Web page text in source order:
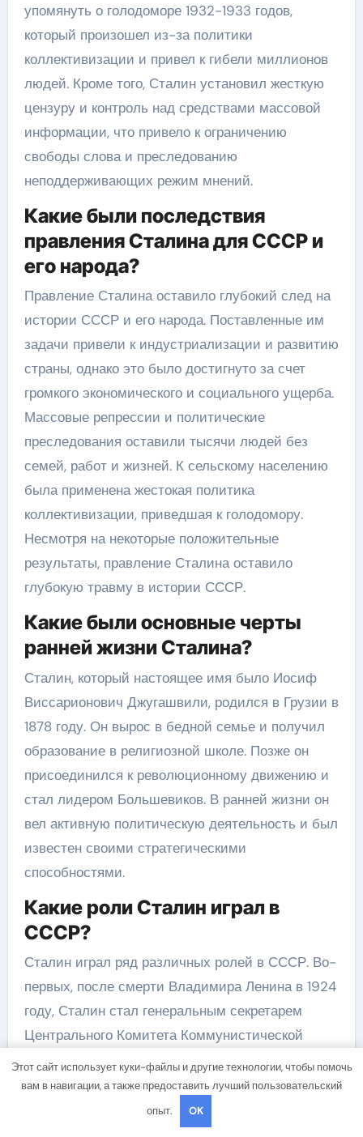
упомянуть о голодоморе 1932-1933 годов,
который произошел из-за политики
коллективизации и привел к гибели миллионов
людей. Кроме того, Сталин установил жесткую
цензуру и контроль над средствами массовой
информации, что привело к ограничению
свободы слова и преследованию
неподдерживающих режим мнений.
Какие были последствия
правления Сталина для СССР и
его народа?
Правление Сталина оставило глубокий след на
истории СССР и его народа. Поставленные им
задачи привели к индустриализации и развитию
страны, однако это было достигнуто за счет
громкого экономического и социального ущерба.
Массовые репрессии и политические
преследования оставили тысячи людей без
семей, работ и жизней. К сельскому населению
была применена жестокая политика
коллективизации, приведшая к голодомору.
Несмотря на некоторые положительные
результаты, правление Сталина оставило
глубокую травму в истории СССР.
Какие были основные черты
ранней жизни Сталина?
Сталин, который настоящее имя было Иосиф
Виссарионович Джугашвили, родился в Грузии в
1878 году. Он вырос в бедной семье и получил
образование в религиозной школе. Позже он
присоединился к революционному движению и
стал лидером Большевиков. В ранней жизни он
вел активную политическую деятельность и был
известен своими стратегическими
способностями.
Какие роли Сталин играл в
СССР?
Сталин играл ряд различных ролей в СССР. Во-
первых, после смерти Владимира Ленина в 1924
году, Сталин стал генеральным секретарем
Центрального Комитета Коммунистической
партии Советского Союза. В 1928 году он стал
президентом Совета народных комиссаров, а
затем и генеральным секретарем ЦК КПСС. В
этих ролях Сталин реализовывал политику
Этот сайт использует куки-файлы и другие технологии, чтобы помочь
вам в навигации, а также предоставить лучший пользовательский
опыт.
OK